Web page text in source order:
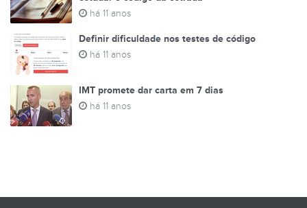
há 11 anos
Definir dificuldade nos testes de código
há 11 anos
IMT promete dar carta em 7 dias
há 11 anos